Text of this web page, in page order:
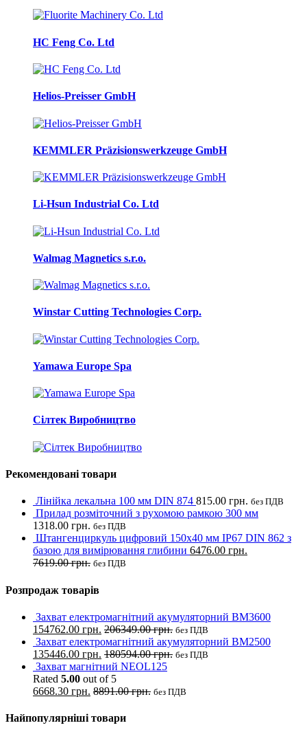
HC Feng Co. Ltd
Helios-Preisser GmbH
KEMMLER Präzisionswerkzeuge GmbH
Li-Hsun Industrial Co. Ltd
Walmag Magnetics s.r.o.
Winstar Cutting Technologies Corp.
Yamawa Europe Spa
Сілтек Виробництво
Рекомендовані товари
Лінійка лекальна 100 мм DIN 874 815.00 грн. без ПДВ
Прилад розміточний з рухомою рамкою 300 мм
1318.00 грн. без ПДВ
Штангенциркуль цифровий 150х40 мм IP67 DIN 862 з
базою для вимірювання глибини 6476.00 грн.
7619.00грн. без ПДВ
Розпродаж товарів
Захват електромагнітний акумуляторний BM3600
154762.00 грн. 206349.00грн. без ПДВ
Захват електромагнітний акумуляторний BM2500
135446.00 грн. 180594.00грн. без ПДВ
Захват магнітний NEOL125
Rated 5.00 out of 5
6668.30 грн. 8891.00грн. без ПДВ
Найпопулярніші товари